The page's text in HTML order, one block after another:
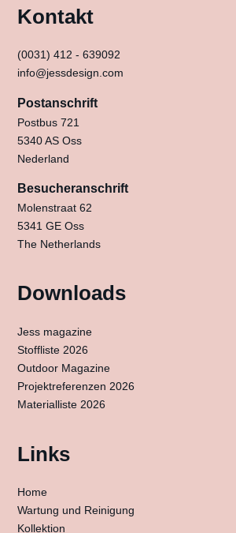
Kontakt
(0031) 412 - 639092
info@jessdesign.com
Postanschrift
Postbus 721
5340 AS Oss
Nederland
Besucheranschrift
Molenstraat 62
5341 GE Oss
The Netherlands
Downloads
Jess magazine
Stoffliste 2026
Outdoor Magazine
Projektreferenzen 2026
Materialliste 2026
Links
Home
Wartung und Reinigung
Kollektion